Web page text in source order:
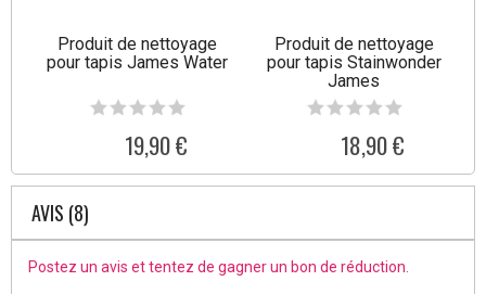
Produit de nettoyage
pour tapis James Water
19,90 €
Produit de nettoyage
pour tapis Stainwonder
James
18,90 €
AVIS (8)
Postez un avis et tentez de gagner un bon de réduction.